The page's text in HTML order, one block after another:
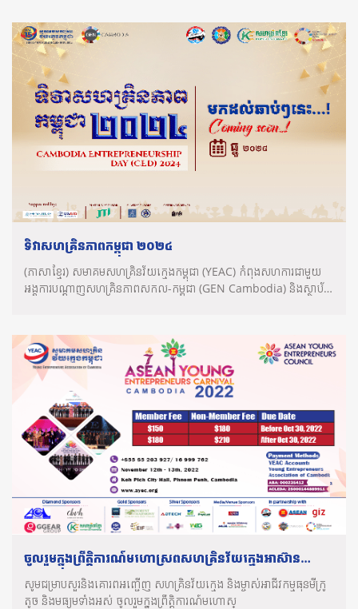
ទិវាសហគ្រិនភាពកម្ពុជា ២០២៤
(ភាសាខ្មែរ) សមាគមសហគ្រិនវ័យក្មេងកម្ពុជា (YEAC) កំពុងសហការជាមួយ
អង្គការបណ្តាញសហគ្រិនភាពសកល-កម្ពុជា (GEN Cambodia) និងស្ថាប័ន
ចូលរួមក្នុងព្រឹត្តិការណ៍មហោស្រពសហគ្រិនវ័យក្មេងអាស៊ាន
លើកទី៧
សូមជម្រាបសួរនិងគោរពអញ្ជើញ សហគ្រិនវ័យក្មេង និងម្ចាស់អាជីវកម្មធុនមីក្រូ
តូច និងមធ្យមទាំងអស់ ចូលរួមក្នុងព្រឹត្តិការណ៍មហោស្